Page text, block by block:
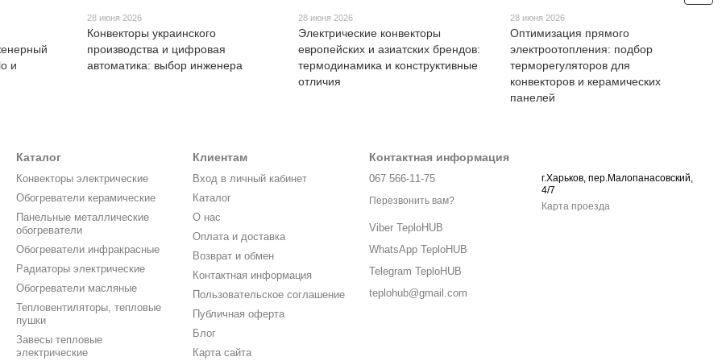
и
28 июня 2026
Конвекторы украинского
производства и цифровая
автоматика: выбор инженера
28 июня 2026
Электрические конвекторы
европейских и азиатских брендов:
термодинамика и конструктивные
отличия
28 июня 2026
Оптимизация прямого
электроотопления: подбор
терморегуляторов для
конвекторов и керамических
панелей
Каталог
Конвекторы электрические
Обогреватели керамические
Панельные металлические
обогреватели
Обогреватели инфракрасные
Радиаторы электрические
Обогреватели масляные
Тепловентиляторы, тепловые
пушки
Завесы тепловые
электрические
Клиентам
Вход в личный кабинет
Каталог
О нас
Оплата и доставка
Возврат и обмен
Контактная информация
Пользовательское соглашение
Публичная оферта
Блог
Карта сайта
Контактная информация
067 566-11-75
Перезвонить вам?
Viber TeploHUB
WhatsApp TeploHUB
Telegram TeploHUB
teplohub@gmail.com
г.Харьков, пер.Малопанасовский,
4/7
Карта проезда